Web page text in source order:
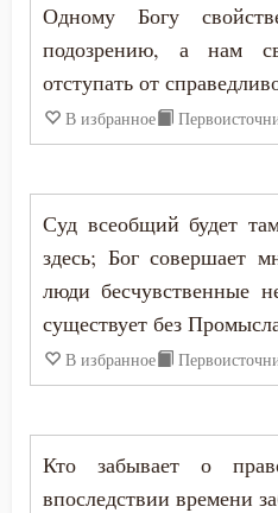
Одному Богу
подозрению, а нам
отступать от
В избранное
Суд всеобщий будет
здесь; Бог совершает
люди бесчувственные
существует без
В избранное
Кто забывает о
впоследствии времени